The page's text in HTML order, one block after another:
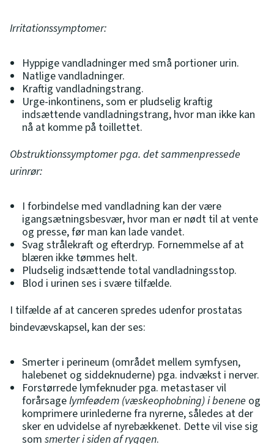
Irritationssymptomer:
Hyppige vandladninger med små portioner urin.
Natlige vandladninger.
Kraftig vandladningstrang.
Urge-inkontinens, som er pludselig kraftig
indsættende vandladningstrang, hvor man ikke kan
nå at komme på toillettet.
Obstruktionssymptomer pga. det sammenpressede
urinrør:
I forbindelse med vandladning kan der være
igangsætningsbesvær, hvor man er nødt til at vente
og presse, før man kan lade vandet.
Svag strålekraft og efterdryp. Fornemmelse af at
blæren ikke tømmes helt.
Pludselig indsættende total vandladningsstop.
Blod i urinen ses i svære tilfælde.
I tilfælde af at canceren spredes udenfor prostatas
bindevævskapsel, kan der ses:
Smerter i perineum (området mellem symfysen,
halebenet og siddeknuderne) pga. indvækst i nerver.
Forstørrede lymfeknuder pga. metastaser vil
forårsagelymfeødem (væskeophobning)i benene og
komprimere urinlederne fra nyrerne, således at der
sker en udvidelse af nyrebækkenet. Dette vil vise sig
som smerter i siden af ryggen.